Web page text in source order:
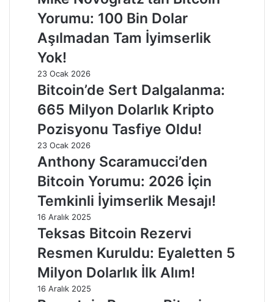
Yorumu: 100 Bin Dolar
Aşılmadan Tam İyimserlik
Yok!
23 Ocak 2026
Bitcoin’de Sert Dalgalanma:
665 Milyon Dolarlık Kripto
Pozisyonu Tasfiye Oldu!
23 Ocak 2026
Anthony Scaramucci’den
Bitcoin Yorumu: 2026 İçin
Temkinli İyimserlik Mesajı!
16 Aralık 2025
Teksas Bitcoin Rezervi
Resmen Kuruldu: Eyaletten 5
Milyon Dolarlık İlk Alım!
16 Aralık 2025